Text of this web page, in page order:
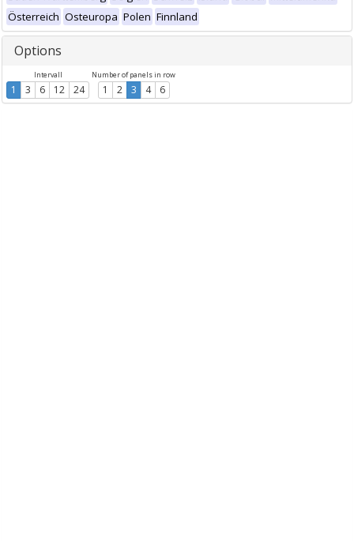
Österreich Osteuropa Polen Finnland
Options
Intervall
1 3 6 12 24
Number of panels in row
1 2 3 4 6